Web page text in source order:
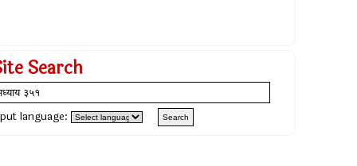
Search
language: